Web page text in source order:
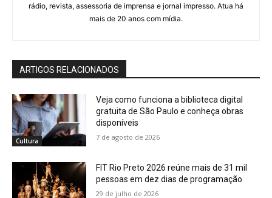
rádio, revista, assessoria de imprensa e jornal impresso. Atua há
mais de 20 anos com mídia.
ARTIGOS RELACIONADOS
Cultura
Veja como funciona a biblioteca digital
gratuita de São Paulo e conheça obras
disponíveis
7 de agosto de 2026
FIT Rio Preto 2026 reúne mais de 31 mil
pessoas em dez dias de programação
29 de julho de 2026